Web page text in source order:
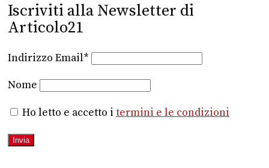
Iscriviti alla Newsletter di
Articolo21
Indirizzo Email*
Nome
Ho letto e accetto i termini e le condizioni